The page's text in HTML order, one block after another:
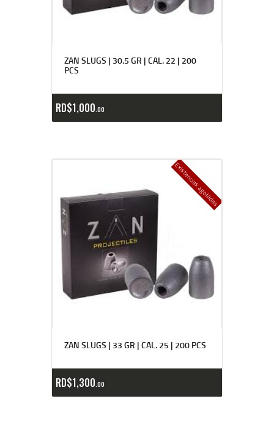
ZAN SLUGS | 30.5 GR | CAL. 22 | 200
PCS
RD$1,000 00
Existencias agotadas
ZAN SLUGS | 33 GR | CAL. 25 | 200 PCS
RD$1,300 00